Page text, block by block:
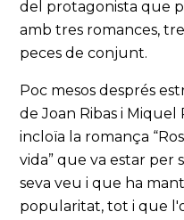
del protagonista que
amb tres romances,
peces de conjunt.
Poc mesos després
de Joan Ribas i
incloïa la romança
vida” que va estar per
seva veu i que ha
popularitat, tot i que